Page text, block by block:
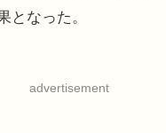
となった。
advertisement